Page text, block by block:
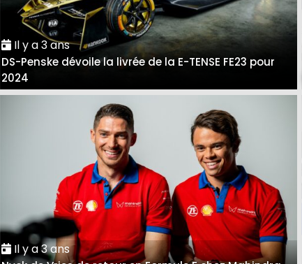
Il y a 3 ans
DS-Penske dévoile la livrée de la E-TENSE FE23 pour
2024
Il y a 3 ans